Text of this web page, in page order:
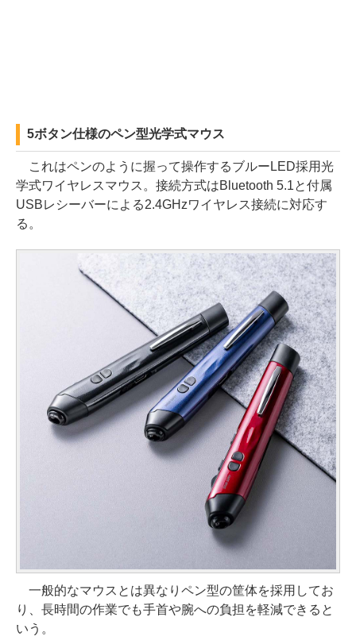
5ボタン仕様のペン型光学式マウス
これはペンのように握って操作するブルーLED採用光
学式ワイヤレスマウス。接続方式はBluetooth 5.1と付属
USBレシーバーによる2.4GHzワイヤレス接続に対応す
る。
一般的なマウスとは異なりペン型の筐体を採用してお
り、長時間の作業でも手首や腕への負担を軽減できると
いう。